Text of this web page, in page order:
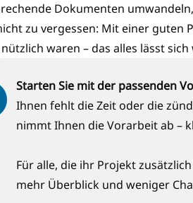
Dokumenten
zu vergessen: Mit einer guten
waren – das alles lässt
Starten Sie mit der passenden
Ihnen fehlt die Zeit oder die
nimmt Ihnen die Vorarbeit ab –
Für alle, die ihr Projekt
mehr Überblick und weniger